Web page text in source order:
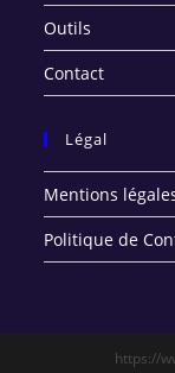
Outils
Contact
Légal
Mentions
Politique de
https://